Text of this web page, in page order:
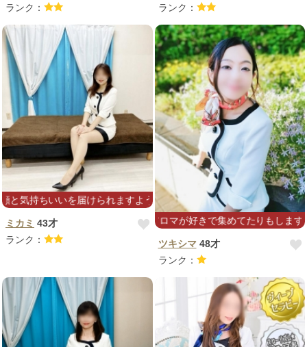
ランク：
ランク：
届けられますように。全力で頑張ります！
ミカミ 43才
ランク：
での揉みほぐし☆アロマが好きで集めてたりもします☆オーガニッ
ツキシマ48才
ランク：